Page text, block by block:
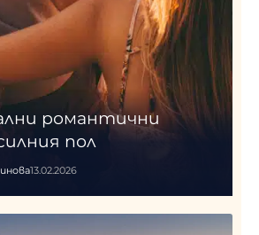
романтични
пол
13.02.2026